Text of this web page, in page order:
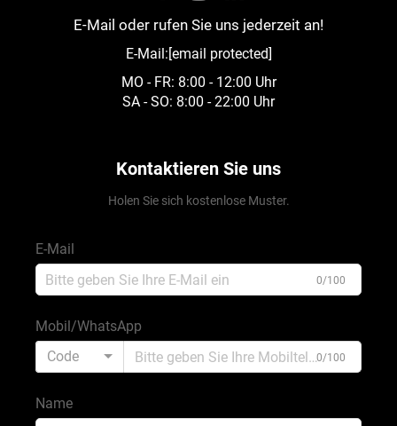
E-Mail oder rufen Sie uns jederzeit an!
E-Mail:[email protected]
MO - FR: 8:00 - 12:00 Uhr
SA - SO: 8:00 - 22:00 Uhr
Kontaktieren Sie uns
Holen Sie sich kostenlose Muster.
E-Mail
0/100
Mobil/WhatsApp
Code
0/100
Name